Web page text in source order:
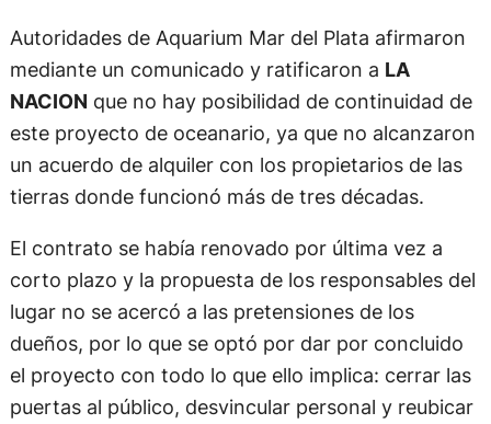
Autoridades de Aquarium Mar del Plata afirmaron
mediante un comunicado y ratificaron a LA
NACION que no hay posibilidad de continuidad de
este proyecto de oceanario, ya que no alcanzaron
un acuerdo de alquiler con los propietarios de las
tierras donde funcionó más de tres décadas.
El contrato se había renovado por última vez a
corto plazo y la propuesta de los responsables del
lugar no se acercó a las pretensiones de los
dueños, por lo que se optó por dar por concluido
el proyecto con todo lo que ello implica: cerrar las
puertas al público, desvincular personal y reubicar